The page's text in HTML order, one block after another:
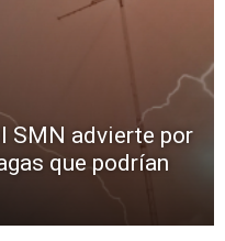
SMN advierte por
que podrían